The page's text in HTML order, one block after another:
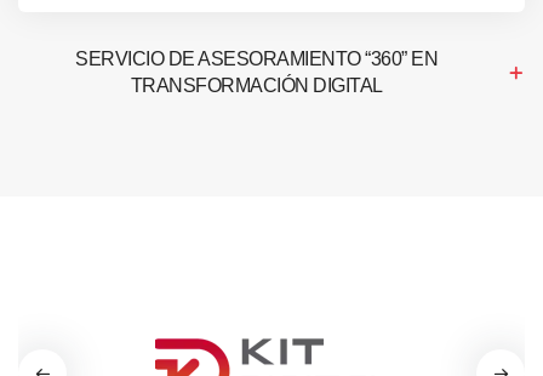
SERVICIO DE ASESORAMIENTO “360” EN
TRANSFORMACIÓN DIGITAL